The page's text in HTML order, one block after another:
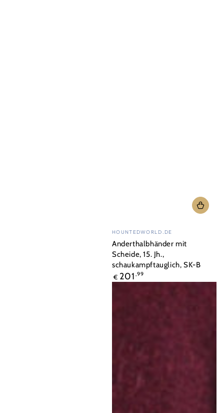
Verkäufer/in:
HOUNTEDWORLD.DE
Anderthalbhänder mit
Scheide, 15. Jh.,
schaukampftauglich, SK-B
Regulärer
Preis
€ 201 ,99